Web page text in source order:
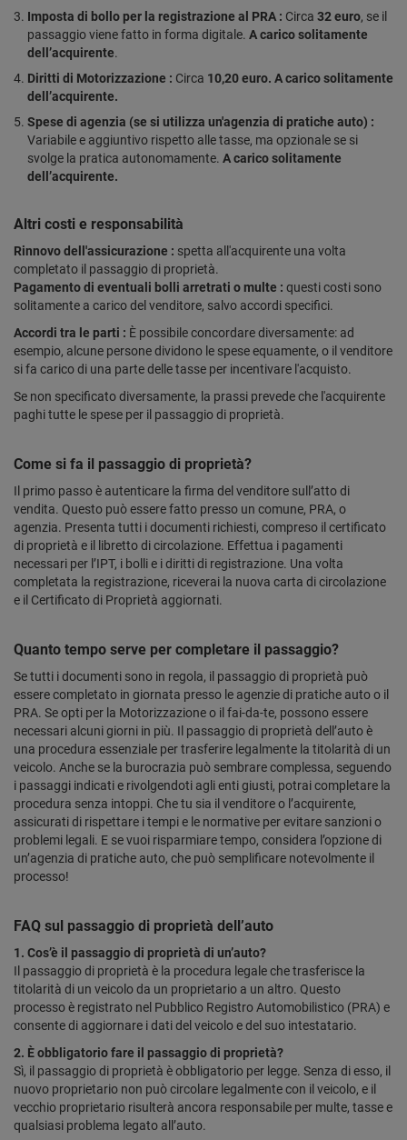
Imposta di bollo per la registrazione al PRA : Circa 32 euro, se il
passaggio viene fatto in forma digitale. A carico solitamente
dell’acquirente.
Diritti di Motorizzazione : Circa 10,20 euro. A carico solitamente
dell’acquirente.
Spese di agenzia (se si utilizza un'agenzia di pratiche auto) :
Variabile e aggiuntivo rispetto alle tasse, ma opzionale se si
svolge la pratica autonomamente. A carico solitamente
dell’acquirente.
Altri costi e responsabilità
Rinnovo dell'assicurazione : spetta all'acquirente una volta
completato il passaggio di proprietà.
Pagamento di eventuali bolli arretrati o multe : questi costi sono
solitamente a carico del venditore, salvo accordi specifici.
Accordi tra le parti : È possibile concordare diversamente: ad
esempio, alcune persone dividono le spese equamente, o il venditore
si fa carico di una parte delle tasse per incentivare l'acquisto.
Se non specificato diversamente, la prassi prevede che l'acquirente
paghi tutte le spese per il passaggio di proprietà.
Come si fa il passaggio di proprietà?
Il primo passo è autenticare la firma del venditore sull’atto di
vendita. Questo può essere fatto presso un comune, PRA, o
agenzia. Presenta tutti i documenti richiesti, compreso il certificato
di proprietà e il libretto di circolazione. Effettua i pagamenti
necessari per l’IPT, i bolli e i diritti di registrazione. Una volta
completata la registrazione, riceverai la nuova carta di circolazione
e il Certificato di Proprietà aggiornati.
Quanto tempo serve per completare il passaggio?
Se tutti i documenti sono in regola, il passaggio di proprietà può
essere completato in giornata presso le agenzie di pratiche auto o il
PRA. Se opti per la Motorizzazione o il fai-da-te, possono essere
necessari alcuni giorni in più. Il passaggio di proprietà dell’auto è
una procedura essenziale per trasferire legalmente la titolarità di un
veicolo. Anche se la burocrazia può sembrare complessa, seguendo
i passaggi indicati e rivolgendoti agli enti giusti, potrai completare la
procedura senza intoppi. Che tu sia il venditore o l’acquirente,
assicurati di rispettare i tempi e le normative per evitare sanzioni o
problemi legali. E se vuoi risparmiare tempo, considera l’opzione di
un’agenzia di pratiche auto, che può semplificare notevolmente il
processo!
FAQ sul passaggio di proprietà dell’auto
1. Cos’è il passaggio di proprietà di un’auto?
Il passaggio di proprietà è la procedura legale che trasferisce la
titolarità di un veicolo da un proprietario a un altro. Questo
processo è registrato nel Pubblico Registro Automobilistico (PRA) e
consente di aggiornare i dati del veicolo e del suo intestatario.
2. È obbligatorio fare il passaggio di proprietà?
Sì, il passaggio di proprietà è obbligatorio per legge. Senza di esso, il
nuovo proprietario non può circolare legalmente con il veicolo, e il
vecchio proprietario risulterà ancora responsabile per multe, tasse e
qualsiasi problema legato all’auto.